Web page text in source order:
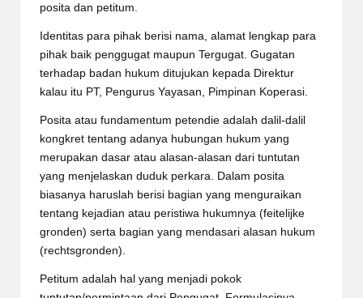
posita dan petitum.
Identitas para pihak berisi nama, alamat lengkap para
pihak baik penggugat maupun Tergugat. Gugatan
terhadap badan hukum ditujukan kepada Direktur
kalau itu PT, Pengurus Yayasan, Pimpinan Koperasi.
Posita atau fundamentum petendie adalah dalil-dalil
kongkret tentang adanya hubungan hukum yang
merupakan dasar atau alasan-alasan dari tuntutan
yang menjelaskan duduk perkara. Dalam posita
biasanya haruslah berisi bagian yang menguraikan
tentang kejadian atau peristiwa hukumnya (feitelijke
gronden) serta bagian yang mendasari alasan hukum
(rechtsgronden).
Petitum adalah hal yang menjadi pokok